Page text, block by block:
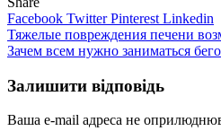
Facebook TwitterPinterest Linkedin
Навігація
записів
Тяжелые повреждения печени
Зачем всем нужно заниматься
Залишити відповідь
Ваша e-mail адреса не